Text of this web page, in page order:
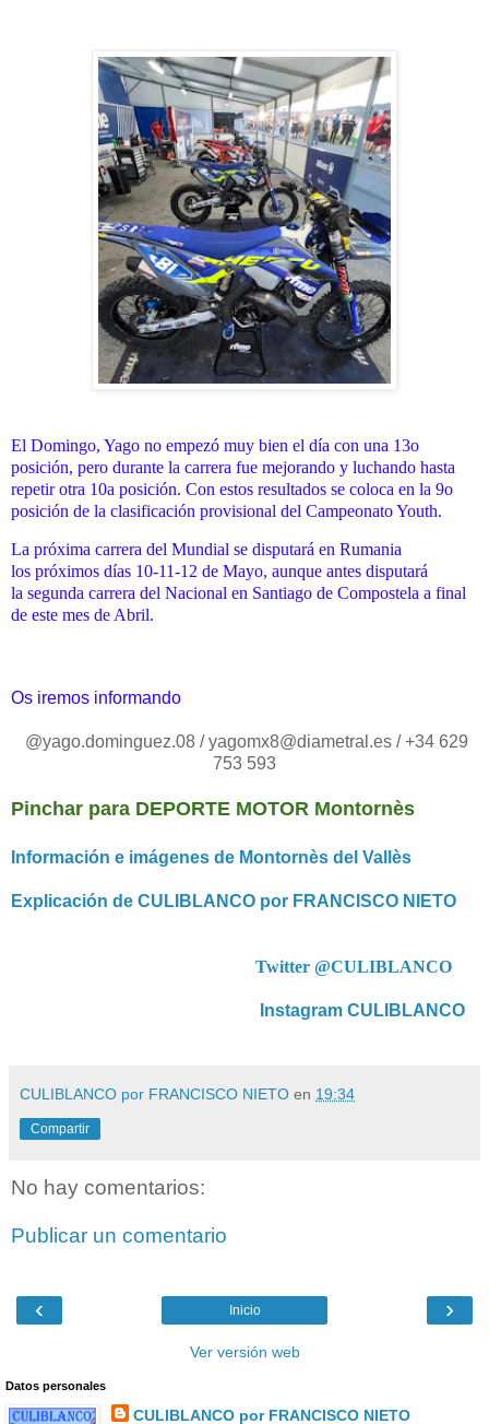
El Domingo, Yago no empezó muy bien el día con una 13o
posición, pero durante la carrera fue mejorando y luchando hasta
repetir otra 10a posición. Con estos resultados se coloca en la 9o
posición de la clasificación provisional del Campeonato Youth.
La próxima carrera del Mundial se disputará en Rumania
los próximos días 10-11-12 de Mayo, aunque antes disputará
la segunda carrera del Nacional en Santiago de Compostela a final
de este mes de Abril.
Os iremos informando
@yago.dominguez.08 / yagomx8@diametral.es / +34 629
753 593
Pinchar para DEPORTE MOTOR Montornès
Información e imágenes de Montornès del Vallès
Explicación de CULIBLANCO por FRANCISCO NIETO
Twitter @CULIBLANCO
Instagram CULIBLANCO
CULIBLANCO por FRANCISCO NIETO en 19:34
Compartir
No hay comentarios:
Publicar un comentario
‹ ›
Inicio
Ver versión web
Datos personales
CULIBLANCO por FRANCISCO NIETO